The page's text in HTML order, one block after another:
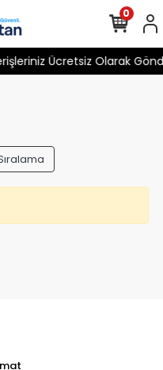
Ücretsiz Olarak
0